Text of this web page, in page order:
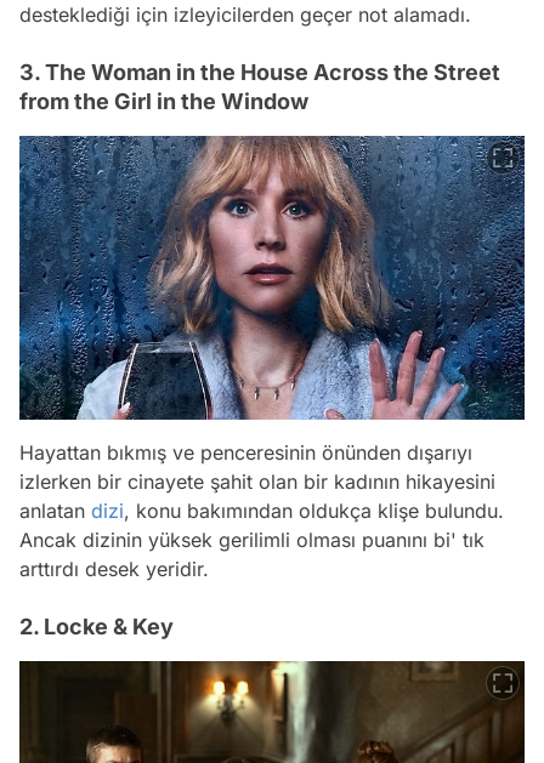
desteklediği için izleyicilerden geçer not alamadı.
3. The Woman in the House Across the Street
from the Girl in the Window
Hayattan bıkmış ve penceresinin önünden dışarıyı
izlerken bir cinayete şahit olan bir kadının hikayesini
anlatan dizi, konu bakımından oldukça klişe bulundu.
Ancak dizinin yüksek gerilimli olması puanını bi' tık
arttırdı desek yeridir.
2. Locke & Key